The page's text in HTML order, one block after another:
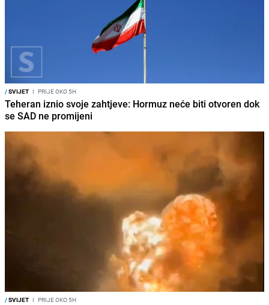
/SVIJET I PRIJE OKO 5H
Teheran iznio svoje zahtjeve: Hormuz neće biti otvoren dok
se SAD ne promijeni
/SVIJET I PRIJE OKO 5H